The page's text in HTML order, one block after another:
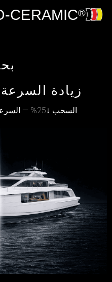
زيادة
السحب ↓25% — السرعة ↑10% — الوقود ↓20%